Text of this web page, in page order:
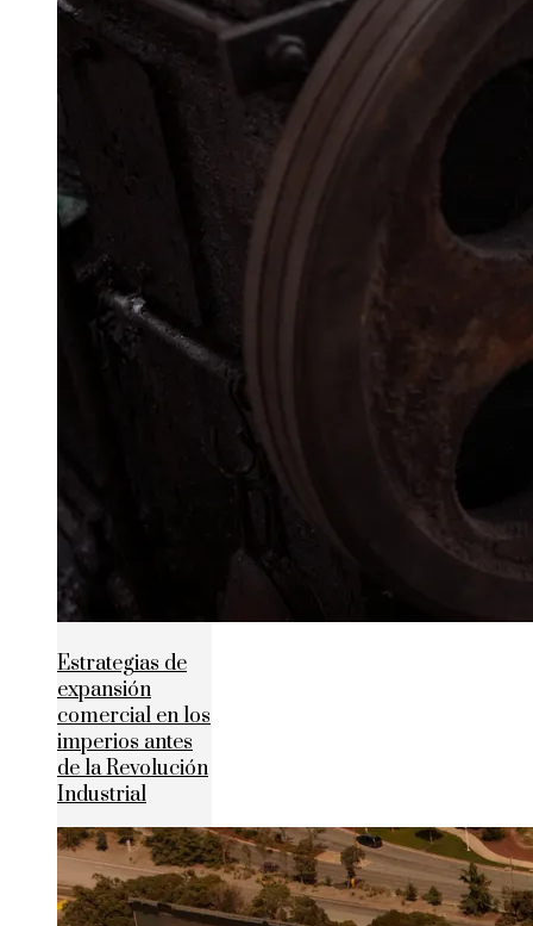
Estrategias de
expansión
comercial en los
imperios antes
de la Revolución
Industrial